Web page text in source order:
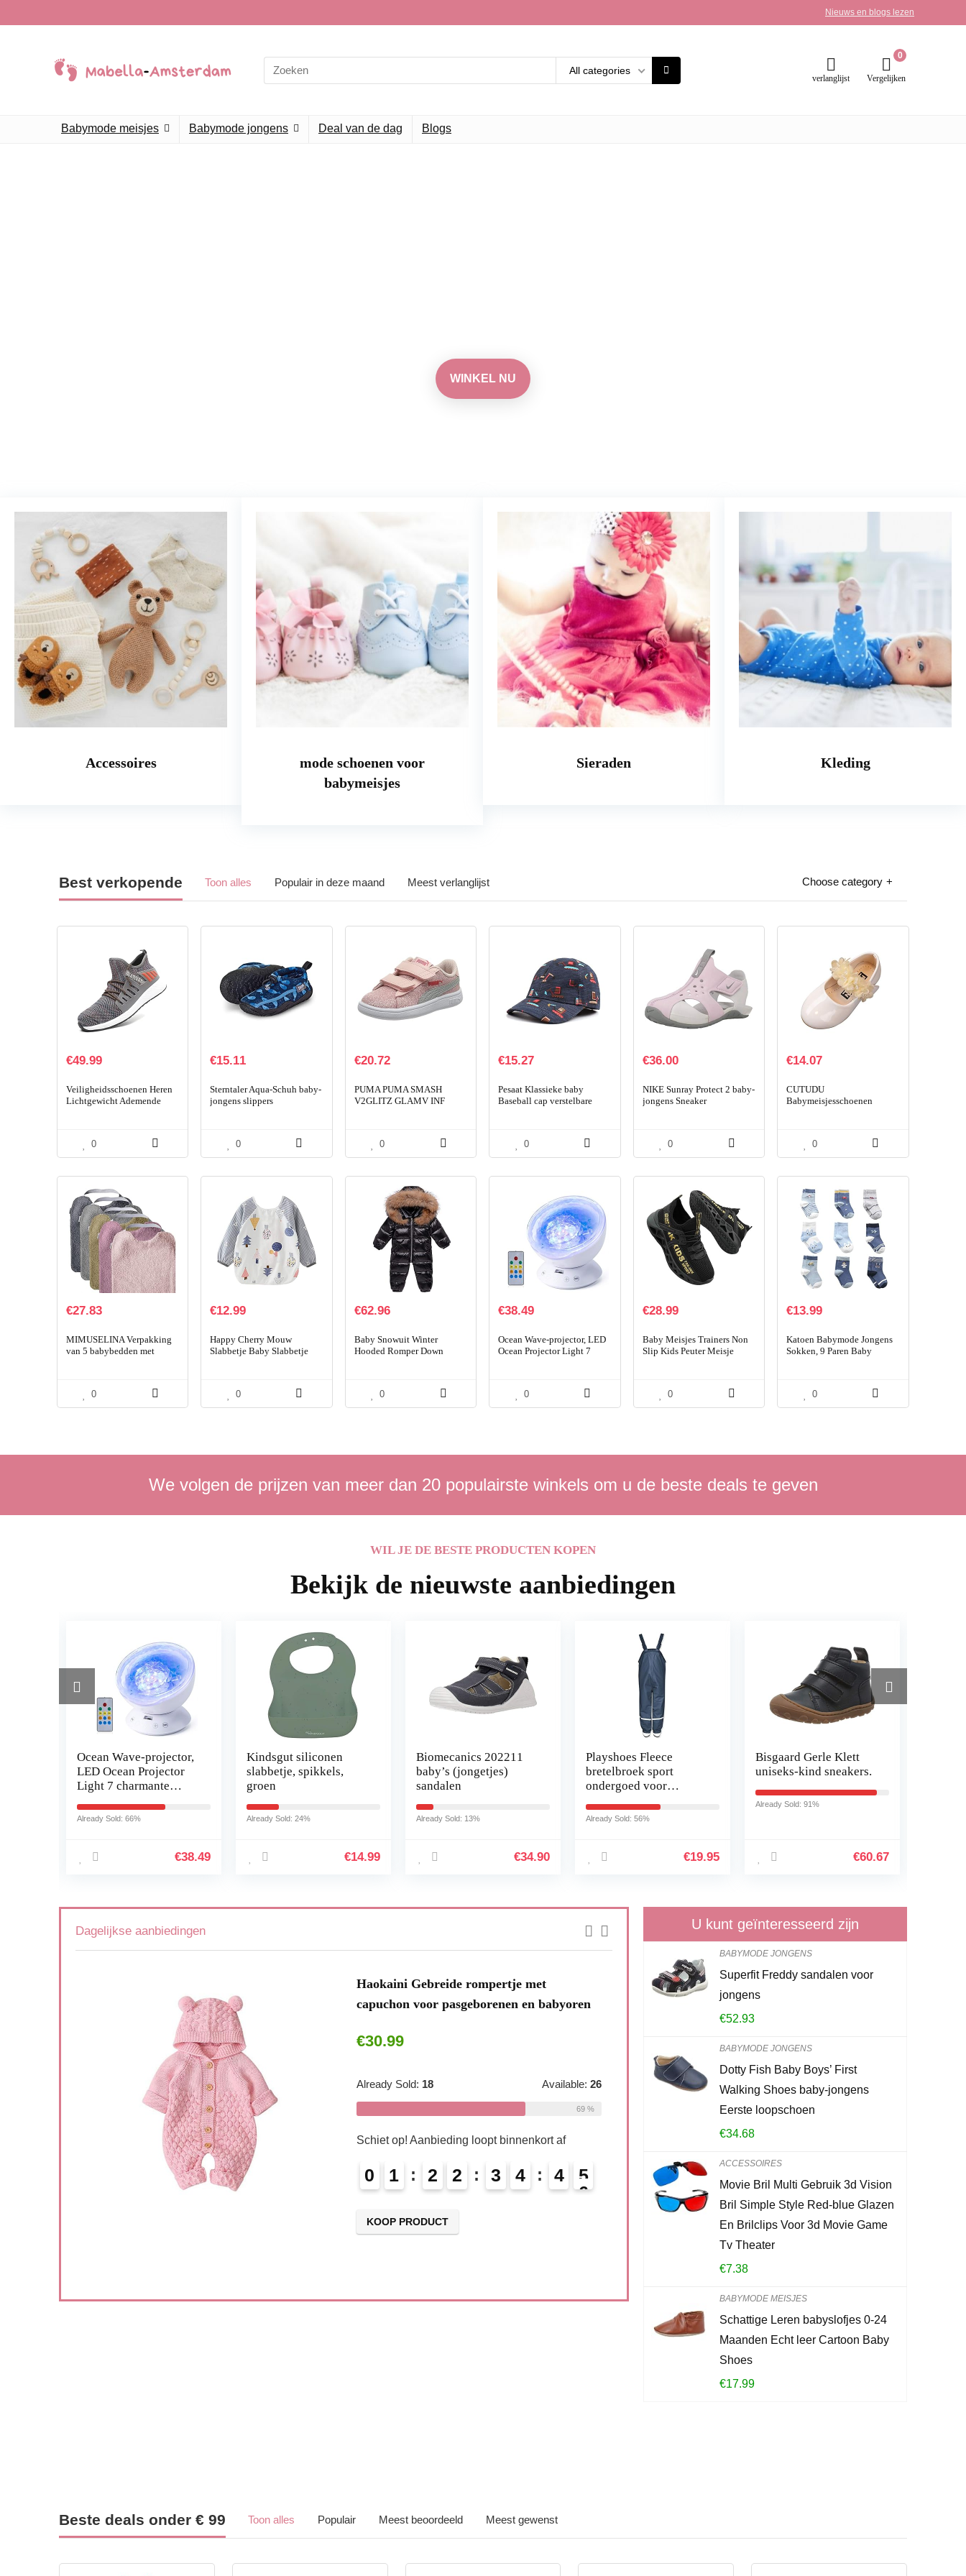
Nieuws en blogs lezen
All categories
verlanglijst
0
Vergelijken
Babymode meisjes Babymode jongens Deal van de dag Blogs
WINKEL NU
Accessoires
mode schoenen voor
babymeisjes
Sieraden Kleding
Best verkopende Toon alles Populair in deze maand Meest verlanglijst Choose category
€49.99
Veiligheidsschoenen Heren
Lichtgewicht Ademende
0
€15.11
Sterntaler Aqua-Schuh baby-
jongens slippers
0
€20.72
PUMA PUMA SMASH
V2GLITZ GLAMV INF
0
€15.27
Pesaat Klassieke baby
Baseball cap verstelbare
0
€36.00
NIKE Sunray Protect 2 baby-
jongens Sneaker
0
€14.07
CUTUDU
Babymeisjesschoenen
antislip sneakers lente…
0
€27.83
MIMUSELINA Verpakking
van 5 babybedden met
0
€12.99
Happy Cherry Mouw
Slabbetje Baby Slabbetje
0
€62.96
Baby Snowuit Winter
Hooded Romper Down
0
€38.49
Ocean Wave-projector, LED
Ocean Projector Light 7
0
€28.99
Baby Meisjes Trainers Non
Slip Kids Peuter Meisje
0
€13.99
Katoen Babymode Jongens
Sokken, 9 Paren Baby
0
We volgen de prijzen van meer dan 20 populairste winkels om u de beste deals te geven
WIL JE DE BESTE PRODUCTEN KOPEN
Bekijk de nieuwste aanbiedingen
Ocean Wave-projector,
LED Ocean Projector
Light 7 charmante
kinderen, volwassen
Already Sold: 66%
€38.49
Kindsgut siliconen
slabbetje, spikkels,
groen
Already Sold: 24%
€14.99
Biomecanics 202211
baby’s (jongetjes)
sandalen
Already Sold: 13%
€34.90
Playshoes Fleece
bretelbroek sport
ondergoed voor
Already Sold: 56%
€19.95
Bisgaard Gerle Klett
uniseks-kind sneakers.
Already Sold: 91%
€60.67
Dagelijkse aanbiedingen
Haokaini Gebreide rompertje met
capuchon voor pasgeborenen en babyoren
€30.99
Already Sold: 18 Available:26
69 %
Schiet op! Aanbieding loopt binnenkort af
0 1 2 2 3 4 4
4
KOOP PRODUCT
U kunt geïnteresseerd zijn
BABYMODE JONGENS
Superfit Freddy sandalen voor
jongens
€52.93
BABYMODE JONGENS
Dotty Fish Baby Boys’ First
Walking Shoes baby-jongens
Eerste loopschoen
€34.68
ACCESSOIRES
Movie Bril Multi Gebruik 3d Vision
Bril Simple Style Red-blue Glazen
En Brilclips Voor 3d Movie Game
Tv Theater
€7.38
BABYMODE MEISJES
Schattige Leren babyslofjes 0-24
Maanden Echt leer Cartoon Baby
Shoes
€17.99
Beste deals onder € 99 Toon alles Populair Meest beoordeeld Meest gewenst